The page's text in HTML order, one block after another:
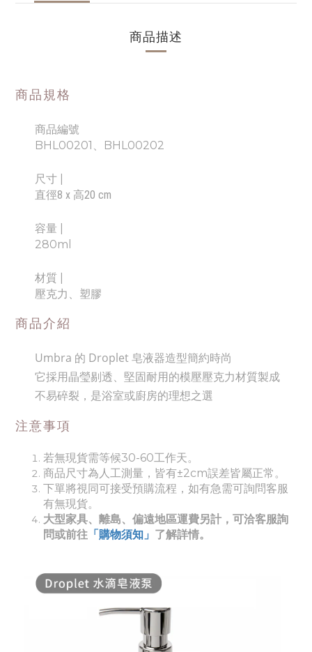
商品描述
商品規格
商品編號
BHL00201、BHL00202
尺寸
直徑8 x 高20 cm
容量
280ml
材質 |
壓克力、塑膠
商品介紹
Umbra 的 Droplet 皂液器造型簡約時尚
它採用晶瑩剔透、堅固耐用的模壓壓克力材質製成
不易碎裂，是浴室或廚房的理想之選
注意事項
若無現貨需等候30-60工作天。
商品尺寸為人工測量，皆有±2cm誤差皆屬正常。
下單將視同可接受預購流程，如有急需可詢問客服
有無現貨。
大型家具、離島、偏遠地區運費另計，可洽客服詢
問或前往 「購物須知」 了解詳情。